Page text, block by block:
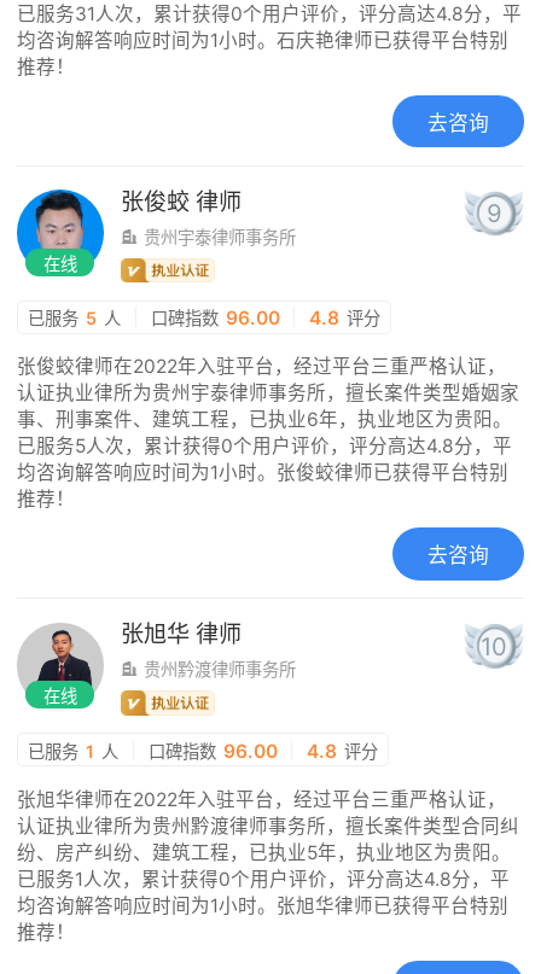
已服务31人次，累计获得0个用户评价，评分高达4.8分，平
均咨询解答响应时间为1小时。石庆艳律师已获得平台特别
推荐！
去咨询
在线
张俊蛟 律师
贵州宇泰律师事务所
9
已服务 5 人 口碑指数 96.00 4.8 评分
张俊蛟律师在2022年入驻平台，经过平台三重严格认证，
认证执业律所为贵州宇泰律师事务所，擅长案件类型婚姻家
事、刑事案件、建筑工程，已执业6年，执业地区为贵阳。
已服务5人次，累计获得0个用户评价，评分高达4.8分，平
均咨询解答响应时间为1小时。张俊蛟律师已获得平台特别
推荐！
去咨询
在线
张旭华 律师
贵州黔渡律师事务所
10
已服务 1 人 口碑指数 96.00 4.8 评分
张旭华律师在2022年入驻平台，经过平台三重严格认证，
认证执业律所为贵州黔渡律师事务所，擅长案件类型合同纠
纷、房产纠纷、建筑工程，已执业5年，执业地区为贵阳。
已服务1人次，累计获得0个用户评价，评分高达4.8分，平
均咨询解答响应时间为1小时。张旭华律师已获得平台特别
推荐！